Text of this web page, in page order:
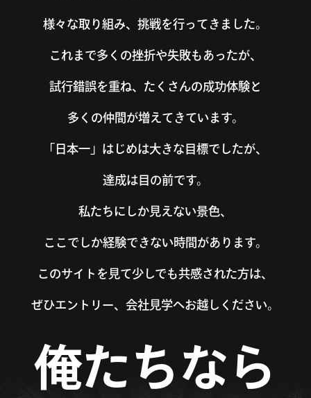
俺たちなら
様々な取り組み、挑戦を行ってきました。
これまで多くの挫折や失敗もあったが、
試行錯誤を重ね、たくさんの成功体験と
多くの仲間が増えてきています。
「日本一」はじめは大きな目標でしたが、
達成は目の前です。
私たちにしか見えない景色、
ここでしか経験できない時間があります。
このサイトを見て少しでも共感された方は、
ぜひエントリー、会社見学へお越しください。